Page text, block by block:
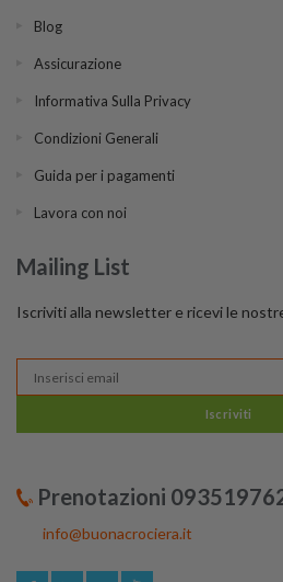
Blog
Assicurazione
Informativa Sulla Privacy
Condizioni Generali
Guida per i pagamenti
Lavora con noi
Mailing List
Iscriviti alla newsletter e ricevi le
Iscriviti
Prenotazioni
info@buonacrociera.it